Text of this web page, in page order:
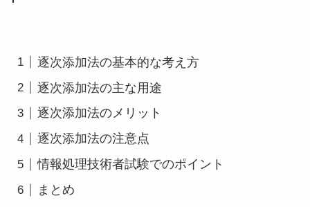
逐次添加法の基本的な考え方
逐次添加法の主な用途
逐次添加法のメリット
逐次添加法の注意点
情報処理技術者試験でのポイント
まとめ